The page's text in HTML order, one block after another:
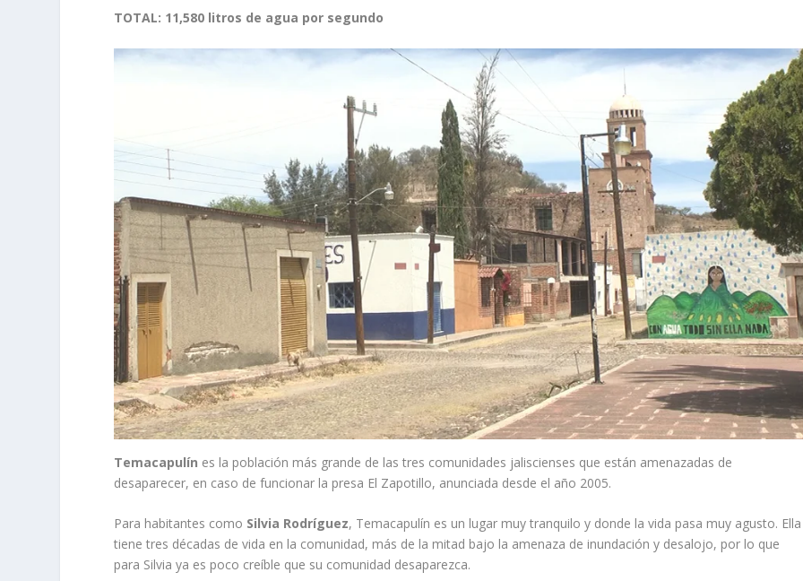
TOTAL: 11,580 litros de agua por segundo
Temacapulín es la población más grande de las tres comunidades jaliscienses que están amenazadas de
desaparecer, en caso de funcionar la presa El Zapotillo, anunciada desde el año 2005.
Para habitantes como Silvia Rodríguez, Temacapulín es un lugar muy tranquilo y donde la vida pasa muy agusto. Ella
tiene tres décadas de vida en la comunidad, más de la mitad bajo la amenaza de inundación y desalojo, por lo que
para Silvia ya es poco creíble que su comunidad desaparezca.